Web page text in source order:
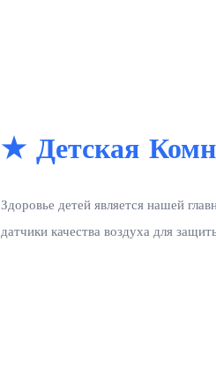
★ Детская
Здоровье детей является нашей
датчики качества воздуха для